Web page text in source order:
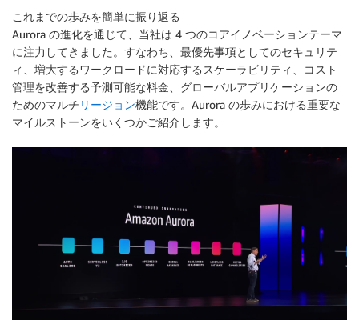
これまでの歩みを簡単に振り返る
Aurora の進化を通じて、当社は 4 つのコアイノベーションテーマ
に注力してきました。すなわち、最優先事項としてのセキュリテ
ィ、増大するワークロードに対応するスケーラビリティ、コスト
管理を改善する予測可能な料金、グローバルアプリケーションの
ためのマルチ リージョン機能です。Aurora の歩みにおける重要な
マイルストーンをいくつかご紹介します。